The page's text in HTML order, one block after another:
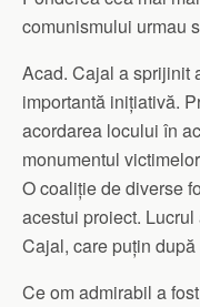
comunismului urmau
Acad. Cajal a sprijinit
importantă inițiativă.
acordarea locului în
monumentul
O coaliție de diverse
acestui proiect.
Cajal, care puțin
Ce om admirabil a